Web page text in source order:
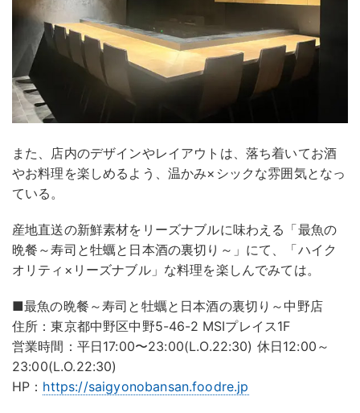
また、店内のデザインやレイアウトは、落ち着いてお酒
やお料理を楽しめるよう、温かみ×シックな雰囲気となっ
ている。
産地直送の新鮮素材をリーズナブルに味わえる「最魚の
晩餐～寿司と牡蠣と日本酒の裏切り～」にて、「ハイク
オリティ×リーズナブル」な料理を楽しんでみては。
■最魚の晩餐～寿司と牡蠣と日本酒の裏切り～中野店
住所：東京都中野区中野5-46-2 MSIプレイス1F
営業時間：平日17:00〜23:00(L.O.22:30) 休日12:00～
23:00(L.O.22:30)
HP： https://saigyonobansan.foodre.jp